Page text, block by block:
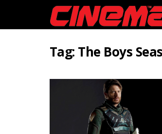
Tag: The Boys